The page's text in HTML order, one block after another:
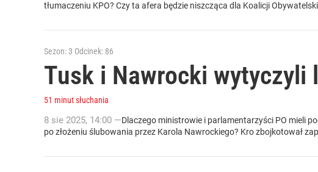
tłumaczeniu KPO? Czy ta afera będzie niszcząca dla Koalicji
Sezon: 3 Odcinek: 86
Tusk i Nawrocki
51 minut słuchania
8 sie 2025, 14:00 —Dlaczego ministrowie i parlamentarzyści PO mieli
po złożeniu ślubowania przez Karola Nawrockiego? Kro zbojkotował